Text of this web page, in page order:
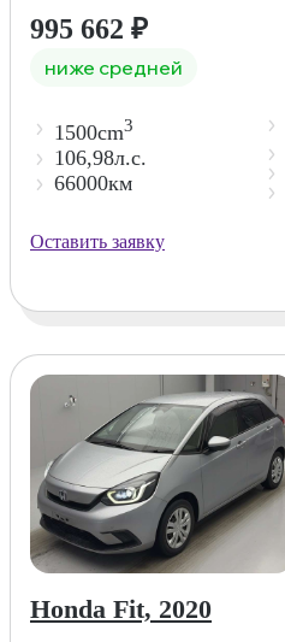
995 662 ₽
ниже средней
1500cm3
106,98л.с.
66000км
Оставить заявку
Honda Fit, 2020